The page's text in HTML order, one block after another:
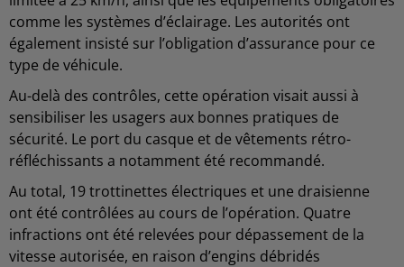
comme les systèmes d’éclairage. Les autorités ont
également insisté sur l’obligation d’assurance pour ce
type de véhicule.
Au-delà des contrôles, cette opération visait aussi à
sensibiliser les usagers aux bonnes pratiques de
sécurité. Le port du casque et de vêtements rétro-
réfléchissants a notamment été recommandé.
Au total, 19 trottinettes électriques et une draisienne
ont été contrôlées au cours de l’opération. Quatre
infractions ont été relevées pour dépassement de la
vitesse autorisée, en raison d’engins débridés